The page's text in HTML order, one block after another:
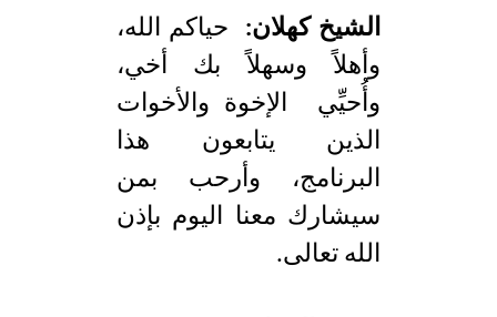
الشيخ كهلان:
حياكم الله،
وأهلاً وسهلاً بك أخي،
وأُحيِّي الإخوة والأخوات
الذين يتابعون هذا
البرنامج، وأرحب بمن
سيشارك معنا اليوم بإذن
الله تعالى.